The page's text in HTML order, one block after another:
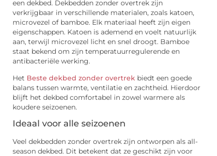
een dekbed. Dekbedden zonder overtrek zijn
verkrijgbaar in verschillende materialen, zoals katoen,
microvezel of bamboe. Elk materiaal heeft zijn eigen
eigenschappen. Katoen is ademend en voelt natuurlijk
aan, terwijl microvezel licht en snel droogt. Bamboe
staat bekend om zijn temperatuurregulerende en
antibacteriële werking.
Het Beste dekbed zonder overtrek biedt een goede
balans tussen warmte, ventilatie en zachtheid. Hierdoor
blijft het dekbed comfortabel in zowel warmere als
koudere seizoenen.
Ideaal voor alle seizoenen
Veel dekbedden zonder overtrek zijn ontworpen als all-
season dekbed. Dit betekent dat ze geschikt zijn voor